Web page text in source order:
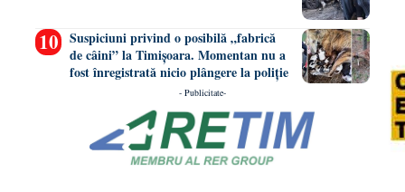
Suspiciuni privind o posibilă „fabrică
de câini” la Timișoara. Momentan nu a
fost înregistrată nicio plângere la poliție
- Publicitate-